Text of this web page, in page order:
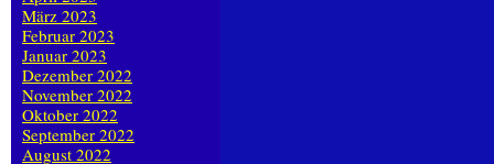
März 2023
Februar 2023
Januar 2023
Dezember 2022
November 2022
Oktober 2022
September 2022
August 2022